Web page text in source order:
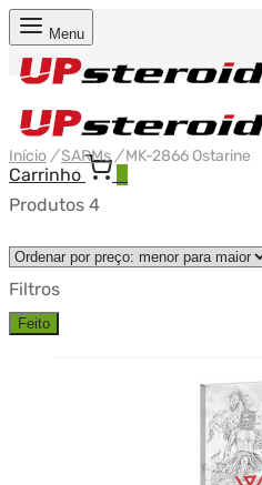
Menu
Carrinho
Início /SARMs /MK-2866 Ostarine
Produtos 4
Filtros
Feito